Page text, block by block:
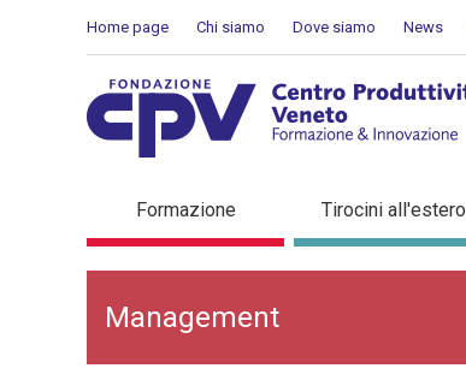
Home page Chi siamo Dove siamo News
Management
Formazione Tirocini all'estero
Management